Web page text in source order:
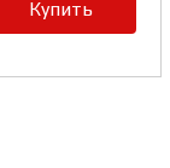
Купить